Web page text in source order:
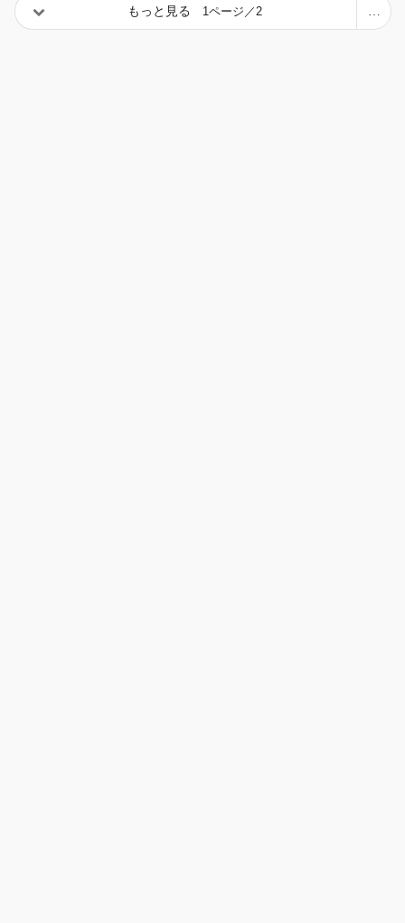
もっと見る 1ページ／2